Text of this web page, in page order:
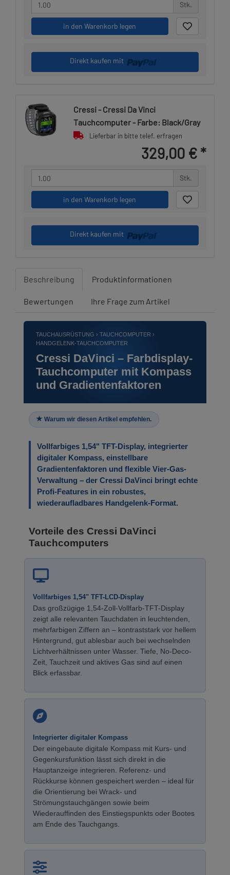
Stk.
in den Warenkorb legen
Direkt kaufen mit
Cressi - Cressi Da Vinci
Tauchcomputer - Farbe: Black/Gray
Lieferbar in bitte telef. erfragen
329,00 € *
Stk.
in den Warenkorb legen
Direkt kaufen mit
Beschreibung Produktinformationen
Bewertungen Ihre Frage zum Artikel
TAUCHAUSRÜSTUNG › TAUCHCOMPUTER ›
HANDGELENK-TAUCHCOMPUTER
Cressi DaVinci – Farbdisplay-
Tauchcomputer mit Kompass
und Gradientenfaktoren
Warum wir diesen Artikel empfehlen.
Vollfarbiges 1,54" TFT-Display, integrierter
digitaler Kompass, einstellbare
Gradientenfaktoren und flexible Vier-Gas-
Verwaltung – der Cressi DaVinci bringt echte
Profi-Features in ein robustes,
wiederaufladbares Handgelenk-Format.
Vorteile des Cressi DaVinci
Tauchcomputers
Vollfarbiges 1,54" TFT-LCD-Display
Das großzügige 1,54-Zoll-Vollfarb-TFT-Display
zeigt alle relevanten Tauchdaten in leuchtenden,
mehrfarbigen Ziffern an – kontraststark vor hellem
Hintergrund, gut ablesbar auch bei wechselnden
Lichtverhältnissen unter Wasser. Tiefe, No-Deco-
Zeit, Tauchzeit und aktives Gas sind auf einen
Blick erfassbar.
Integrierter digitaler Kompass
Der eingebaute digitale Kompass mit Kurs- und
Gegenkursfunktion lässt sich direkt in die
Hauptanzeige integrieren. Referenz- und
Rückkurse können gespeichert werden – ideal für
die Orientierung bei Wrack- und
Strömungstauchgängen sowie beim
Wiederauffinden des Einstiegspunkts oder Bootes
am Ende des Tauchgangs.